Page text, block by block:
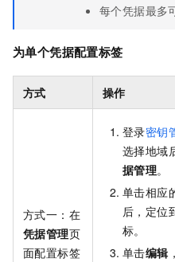
每个凭据最多
为单个凭据配置标签
方式 操作
方式一：在
凭据管理页
面配置标签
登录密钥
选择地域
据管理。
单击相应
后，定位
标。
单击编辑